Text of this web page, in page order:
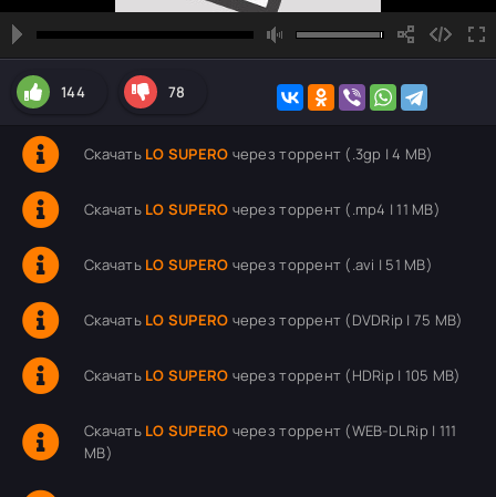
144 78
Скачать LO SUPERO через торрент (.3gp | 4 MB)
Скачать LO SUPERO через торрент (.mp4 | 11 MB)
Скачать LO SUPERO через торрент (.avi | 51 MB)
Скачать LO SUPERO через торрент (DVDRip | 75 MB)
Скачать LO SUPERO через торрент (HDRip | 105 MB)
Скачать LO SUPERO через торрент (WEB-DLRip | 111
MB)